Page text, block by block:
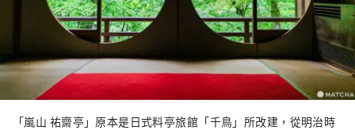
「嵐山 祐齋亭」原本是日式料亭旅館「千鳥」所改建，從明治時